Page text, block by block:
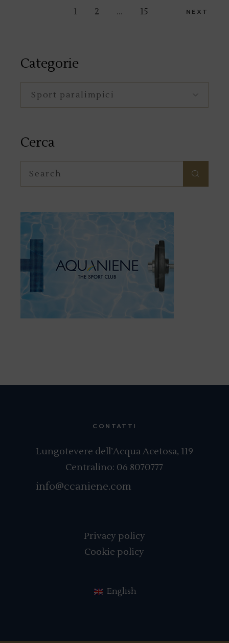
Navigazione
1 2 … 15 NEXT
Categorie
Cerca
for:
CONTATTI
Lungotevere dell’Acqua Acetosa, 119
Centralino: 06 8070777
info@ccaniene.com
Privacy policy
Cookie policy
English